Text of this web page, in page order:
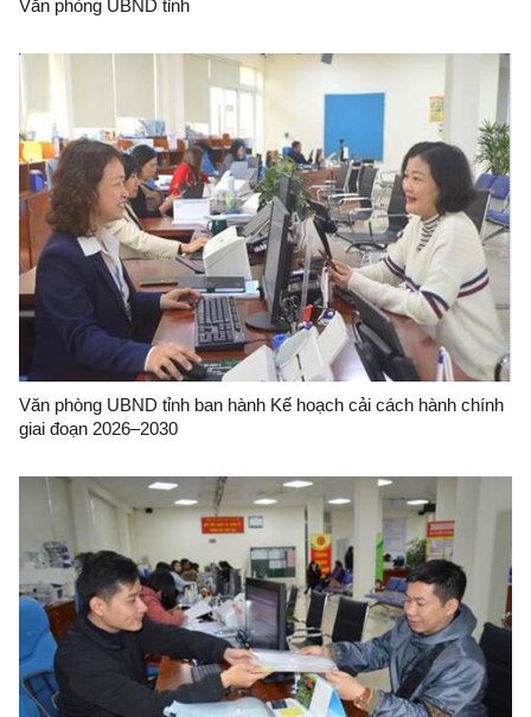
Văn phòng UBND tỉnh
Văn phòng UBND tỉnh ban hành Kế hoạch cải cách hành chính
giai đoạn 2026–2030